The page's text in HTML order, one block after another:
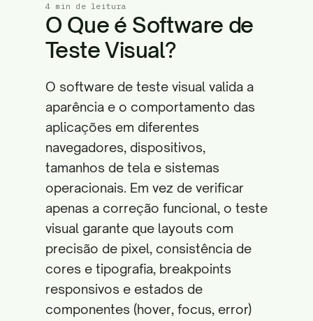
4 min de leitura
O Que é Software de
Teste Visual?
O software de teste visual valida a
aparência e o comportamento das
aplicações em diferentes
navegadores, dispositivos,
tamanhos de tela e sistemas
operacionais. Em vez de verificar
apenas a correção funcional, o teste
visual garante que layouts com
precisão de pixel, consistência de
cores e tipografia, breakpoints
responsivos e estados de
componentes (hover, focus, error)